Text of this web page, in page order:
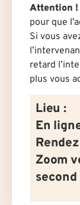
Attention !
pour que
Si vous
retard
plus vous
Lieu :
En
Zoom